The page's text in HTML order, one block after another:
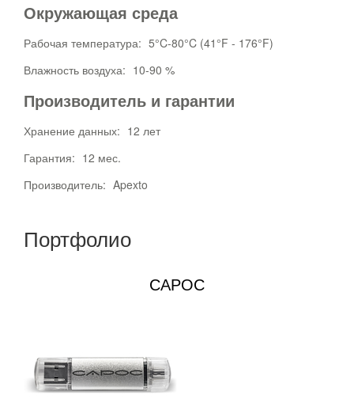
Окружающая среда
Рабочая температура: 5°C-80°C (41°F - 176°F)
Влажность воздуха: 10-90 %
Производитель и гарантии
Хранение данных: 12 лет
Гарантия: 12 мес.
Производитель: Apexto
Портфолио
САРОС